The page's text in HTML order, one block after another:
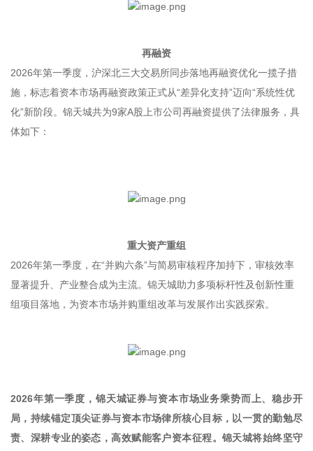
再融资
2026年第一季度，沪深北三大交易所同步落地再融资优化一揽子措
施，标志着资本市场再融资政策正式从“差异化支持”迈向“系统性优
化”新阶段。锦天城共为9家A股上市公司再融资提供了法律服务，具
体如下：
重大资产重组
2026年第一季度，在“并购六条”与简易审核程序加持下，审核效率
显著提升、产业整合成为主流。锦天城助力多项标杆性及创新性重
组项目落地，为资本市场并购重组改革与发展作出实践探索。
2026年第一季度，锦天城证券与资本市场业务乘势而上、稳步开
局，持续锚定顶尖证券与资本市场律所核心目标，以一贯的勤勉尽
责、深耕专业的姿态，高效赋能客户资本征程。锦天城将始终坚守